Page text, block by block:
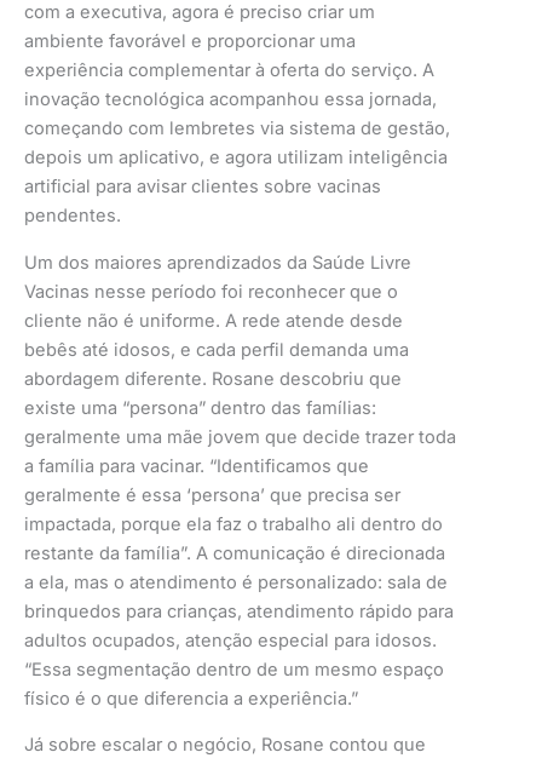
com a executiva, agora é preciso criar um
ambiente favorável e proporcionar uma
experiência complementar à oferta do serviço. A
inovação tecnológica acompanhou essa jornada,
começando com lembretes via sistema de gestão,
depois um aplicativo, e agora utilizam inteligência
artificial para avisar clientes sobre vacinas
pendentes.
Um dos maiores aprendizados da Saúde Livre
Vacinas nesse período foi reconhecer que o
cliente não é uniforme. A rede atende desde
bebês até idosos, e cada perfil demanda uma
abordagem diferente. Rosane descobriu que
existe uma “persona” dentro das famílias:
geralmente uma mãe jovem que decide trazer toda
a família para vacinar. “Identificamos que
geralmente é essa ‘persona’ que precisa ser
impactada, porque ela faz o trabalho ali dentro do
restante da família”. A comunicação é direcionada
a ela, mas o atendimento é personalizado: sala de
brinquedos para crianças, atendimento rápido para
adultos ocupados, atenção especial para idosos.
“Essa segmentação dentro de um mesmo espaço
físico é o que diferencia a experiência.”
Já sobre escalar o negócio, Rosane contou que